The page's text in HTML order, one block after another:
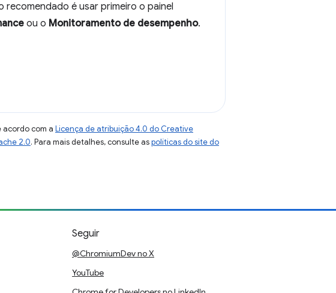
recomendado é usar primeiro o painel
ou o Monitoramento de desempenho.
com a Licença de atribuição 4.0 do Creative
2.0. Para mais detalhes, consulte aspolíticas do site do
Seguir
@ChromiumDev no X
YouTube